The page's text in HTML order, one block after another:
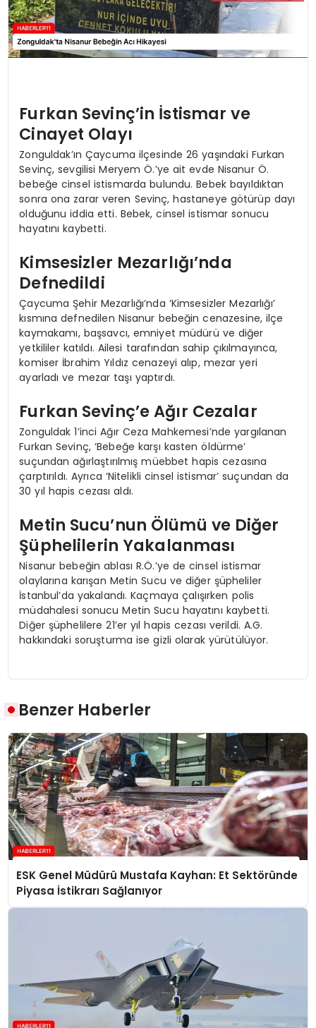
Furkan Sevinç’in İstismar ve
Cinayet Olayı
Zonguldak’ın Çaycuma ilçesinde 26 yaşındaki Furkan
Sevinç, sevgilisi Meryem Ö.’ye ait evde Nisanur Ö.
bebeğe cinsel istismarda bulundu. Bebek bayıldıktan
sonra ona zarar veren Sevinç, hastaneye götürüp dayı
olduğunu iddia etti. Bebek, cinsel istismar sonucu
hayatını kaybetti.
Kimsesizler Mezarlığı’nda
Defnedildi
Çaycuma Şehir Mezarlığı’nda ‘Kimsesizler Mezarlığı’
kısmına defnedilen Nisanur bebeğin cenazesine, ilçe
kaymakamı, başsavcı, emniyet müdürü ve diğer
yetkililer katıldı. Ailesi tarafından sahip çıkılmayınca,
komiser İbrahim Yıldız cenazeyi alıp, mezar yeri
ayarladı ve mezar taşı yaptırdı.
Furkan Sevinç’e Ağır Cezalar
Zonguldak 1’inci Ağır Ceza Mahkemesi’nde yargılanan
Furkan Sevinç, ‘Bebeğe karşı kasten öldürme’
suçundan ağırlaştırılmış müebbet hapis cezasına
çarptırıldı. Ayrıca ‘Nitelikli cinsel istismar’ suçundan da
30 yıl hapis cezası aldı.
Metin Sucu’nun Ölümü ve Diğer
Şüphelilerin Yakalanması
Nisanur bebeğin ablası R.Ö.’ye de cinsel istismar
olaylarına karışan Metin Sucu ve diğer şüpheliler
İstanbul’da yakalandı. Kaçmaya çalışırken polis
müdahalesi sonucu Metin Sucu hayatını kaybetti.
Diğer şüphelilere 21’er yıl hapis cezası verildi. A.G.
hakkındaki soruşturma ise gizli olarak yürütülüyor.
Benzer Haberler
ESK Genel Müdürü Mustafa Kayhan: Et Sektöründe
Piyasa İstikrarı Sağlanıyor